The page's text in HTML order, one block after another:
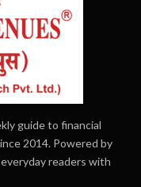
guide to financial
2014. Powered by
readers with